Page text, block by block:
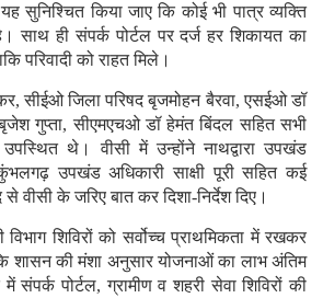
सुनिश्चित किया जाए कि कोई भी पात्र व्यक्ति
साथ ही संपर्क पोर्टल पर दर्ज हर शिकायत का
परिवादी को राहत मिले।
सीईओ जिला परिषद बृजमोहन बैरवा, एसईओ डॉ
गुप्ता, सीएमएचओ डॉ हेमंत बिंदल सहित सभी
उपस्थित थे। वीसी में उन्होंने नाथद्वारा उपखंड
कुंभलगढ़ उपखंड अधिकारी साक्षी पूरी सहित कई
वीसी के जरिए बात कर दिशा-निर्देश दिए।
शिविरों को सर्वोच्च प्राथमिकता में रखकर
शासन की मंशा अनुसार योजनाओं का लाभ अंतिम
पोर्टल, ग्रामीण व शहरी सेवा शिविरों की